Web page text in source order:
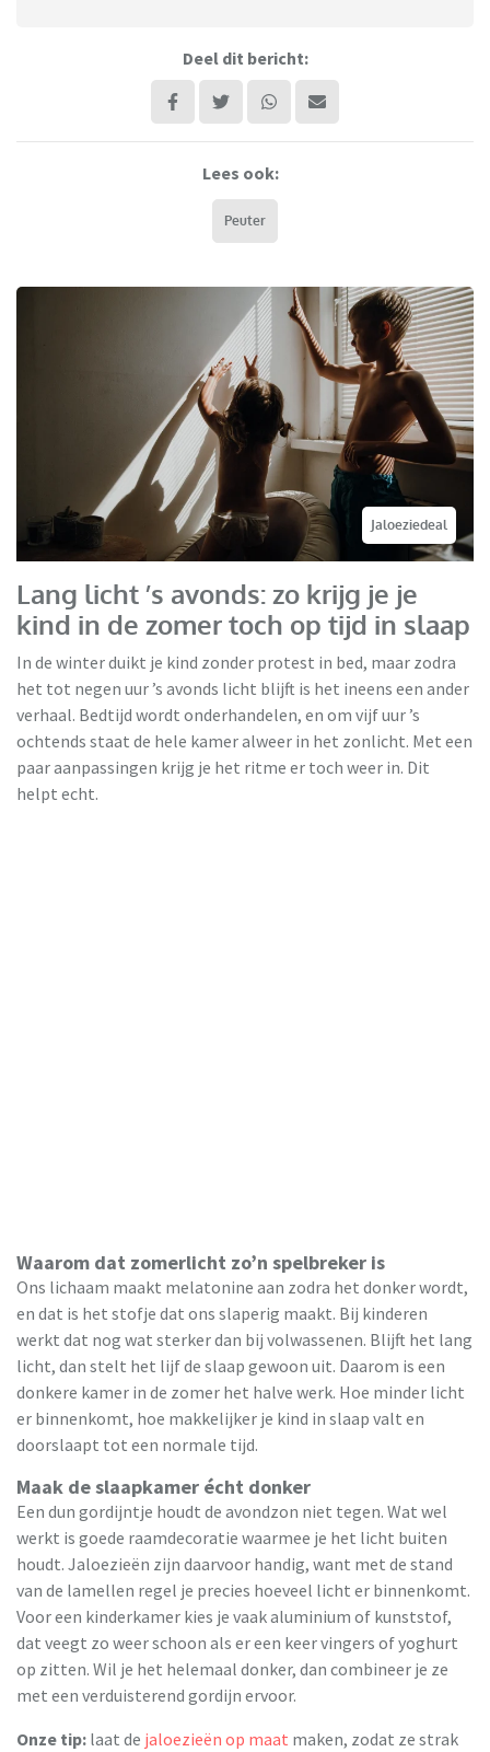
Deel dit bericht:
Lees ook:
Peuter
Jaloeziedeal
Lang licht ’s avonds: zo krijg je je
kind in de zomer toch op tijd in slaap
In de winter duikt je kind zonder protest in bed, maar zodra
het tot negen uur ’s avonds licht blijft is het ineens een ander
verhaal. Bedtijd wordt onderhandelen, en om vijf uur ’s
ochtends staat de hele kamer alweer in het zonlicht. Met een
paar aanpassingen krijg je het ritme er toch weer in. Dit
helpt echt.
Waarom dat zomerlicht zo’n spelbreker is
Ons lichaam maakt melatonine aan zodra het donker wordt,
en dat is het stofje dat ons slaperig maakt. Bij kinderen
werkt dat nog wat sterker dan bij volwassenen. Blijft het lang
licht, dan stelt het lijf de slaap gewoon uit. Daarom is een
donkere kamer in de zomer het halve werk. Hoe minder licht
er binnenkomt, hoe makkelijker je kind in slaap valt en
doorslaapt tot een normale tijd.
Maak de slaapkamer écht donker
Een dun gordijntje houdt de avondzon niet tegen. Wat wel
werkt is goede raamdecoratie waarmee je het licht buiten
houdt. Jaloezieën zijn daarvoor handig, want met de stand
van de lamellen regel je precies hoeveel licht er binnenkomt.
Voor een kinderkamer kies je vaak aluminium of kunststof,
dat veegt zo weer schoon als er een keer vingers of yoghurt
op zitten. Wil je het helemaal donker, dan combineer je ze
met een verduisterend gordijn ervoor.
Onze tip: laat de jaloezieën op maat maken, zodat ze strak